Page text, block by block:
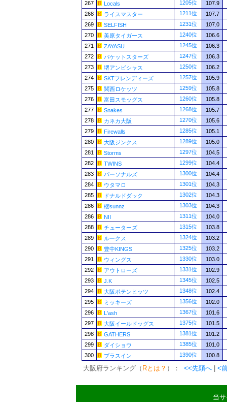
267
Locals 1205位
107.9
268
ライスマスター 1211位
107.7
269
SELFISH 1231位
107.0
270
美原タイガース 1240位
106.6
271
ZAYASU 1245位
106.3
272
パケットスターズ 1247位
106.3
273
堺アンビシャス 1250位
106.2
274
SKTフレンディーズ 1257位
105.9
275
関西ロケッツ 1259位
105.8
276
富田スモッグス 1260位
105.8
277
Snakes 1268位
105.7
278
カネカ大阪 1270位
105.6
279
Firewalls 1285位
105.1
280
大阪ジンクス 1289位
105.0
281
Storms 1297位
104.5
282
TWINS 1299位
104.4
283
パーソナルズ 1300位
104.4
284
ウタマロ 1301位
104.3
285
ドナルドダック 1302位
104.3
286
櫻sunnz 1303位
104.3
286
NII 1311位
104.0
288
チューターズ 1315位
103.8
289
ルークス 1324位
103.2
290
豊中KINGS 1325位
103.2
291
ウィングス 1330位
103.0
292
アウトローズ 1331位
102.9
293
J.K 1345位
102.5
294
大阪ポテンヒッツ 1348位
102.4
295
ミッキーズ 1356位
102.0
296
L'ash 1367位
101.6
297
大阪イールドッグス 1375位
101.5
298
GATHERS 1381位
101.2
299
ダイショウ 1385位
101.0
300
プラスイン 1390位 100.8
大阪府ランキング（ Rとは？ ）： <<先頭へ <
当